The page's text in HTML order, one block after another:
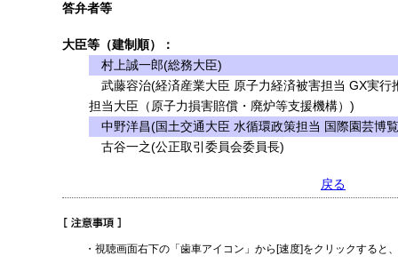
答弁者等
大臣等（建制順）：
村上誠一郎(総務大臣)
武藤容治(経済産業大臣 原子力経済被害担当 GX実行
担当大臣（原子力損害賠償・廃炉等支援機構）)
中野洋昌(国土交通大臣 水循環政策担当 国際園芸博
古谷一之(公正取引委員会委員長)
戻る
・視聴画面右下の「歯車アイコン」から[速度]をクリックすると